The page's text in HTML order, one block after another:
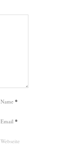
Name *
Email *
Webseite